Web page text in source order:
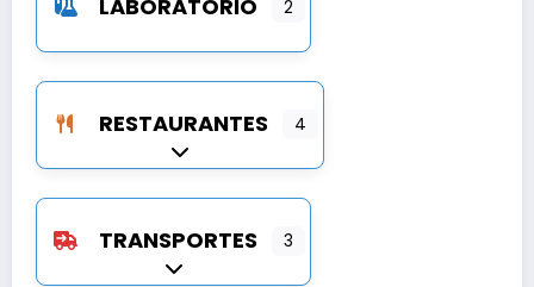
LABORATORIO 2
RESTAURANTES 4
Expandir sub-categorías
TRANSPORTES 3
Expandir sub-categorías